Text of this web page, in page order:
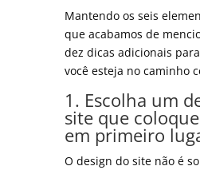
Mantendo os seis
que acabamos de
dez dicas adicionais
você esteja no caminho
1. Escolha um
site que
em primeiro
O design do site não é